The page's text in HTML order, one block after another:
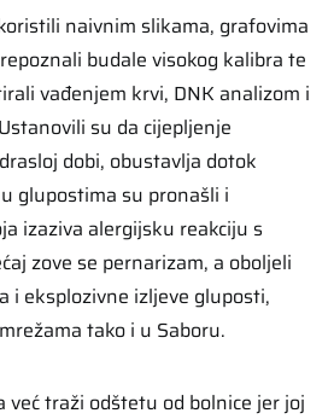
naivnim slikama, grafovima
budale visokog kalibra te
vađenjem krvi, DNK analizom i
su da cijepljenje
dobi, obustavlja dotok
glupostima su pronašli i
izaziva alergijsku reakciju s
zove se pernarizam, a oboljeli
i eksplozivne izljeve gluposti,
tako i u Saboru.
već traži odštetu od bolnice jer joj